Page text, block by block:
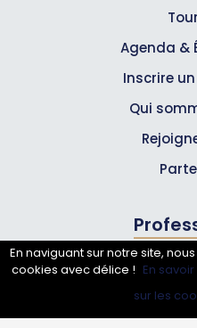
Annuaire Pro
Agenda &
Inscrire
Qui
Inscrire
En naviguant sur notre site,
cookies avec délice ! En
sur les